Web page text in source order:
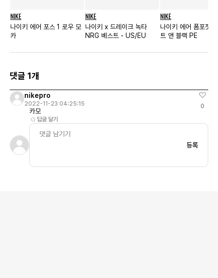
NIKE
나이키 에어 포스 1 로우 모
카
NIKE
나이키 x 드레이크 녹타
NRG 베스트 - US/EU
NIKE
나이키 에어 폼포짓
트 앤 블랙 PE
댓글 1개
nikepro
2022-11-23 04:25:15
카모
답글 달기
0
등록